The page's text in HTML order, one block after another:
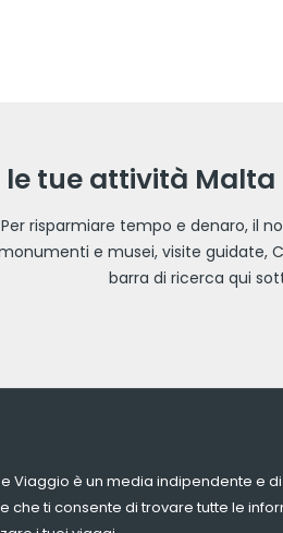
le tue attività Malta
risparmiare tempo e denaro, il
e musei, visite guidate,
barra di ricerca qui
Viaggio è un media indipendente e
che ti consente di trovare tutte le